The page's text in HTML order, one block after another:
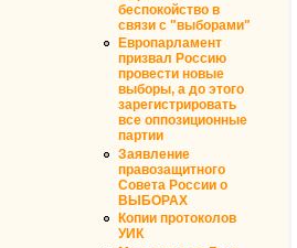
беспокойство в
связи с "выборами"
Европарламент
призвал Россию
провести новые
выборы, а до этого
зарегистрировать
все оппозиционные
партии
Заявление
правозащитного
Совета России о
ВЫБОРАХ
Копии протоколов
УИК